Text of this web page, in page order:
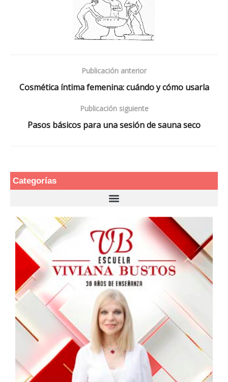
Publicación anterior
Cosmética íntima femenina: cuándo y cómo usarla
Publicación siguiente
Pasos básicos para una sesión de sauna seco
Categorías